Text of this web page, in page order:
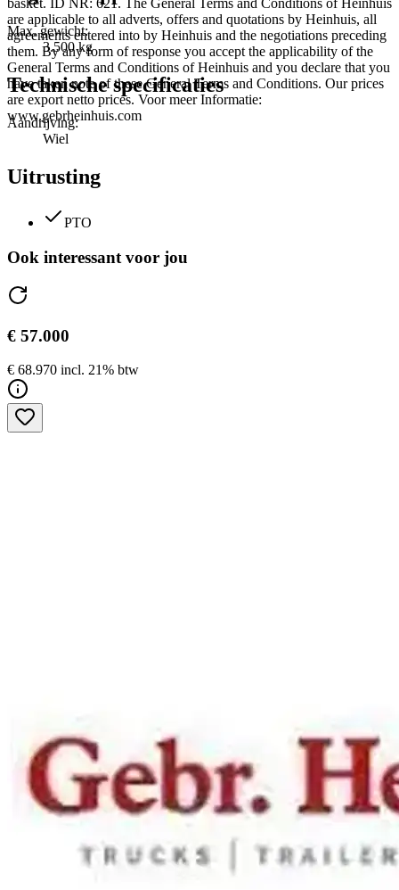
basket. ID NR: 621. The General Terms and Conditions of Heinhuis
are applicable to all adverts, offers and quotations by Heinhuis, all
agreements entered into by Heinhuis and the negotiations preceding
them. By any form of response you accept the applicability of the
General Terms and Conditions of Heinhuis and you declare that you
have taken note of these General Terms and Conditions. Our prices
are export netto prices. Voor meer Informatie:
www.gebrheinhuis.com
Max. gewicht:
3.500 kg
Technische specificaties
Aandrijving:
Wiel
Uitrusting
PTO
Ook interessant voor jou
€ 57.000
€ 68.970 incl. 21% btw